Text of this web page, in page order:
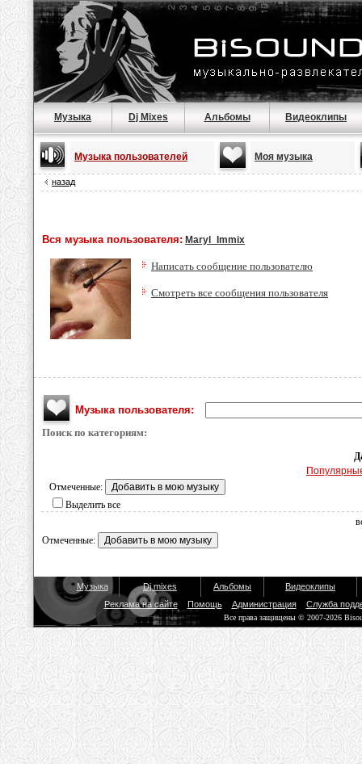
Музыка Dj Mixes Альбомы Видеоклипы
Музыка пользователей Моя музыка
назад
Вся музыка пользователя: Maryl_Immix
Написать сообщение пользователю
Смотреть все сообщения пользователя
Музыка пользователя:
Поиск по категориям:
Отмеченные:
Выделить все
Отмеченные:
Музыка Dj mixes Альбомы
Видеоклипы
Реклама на сайте
Помощь Администрация Служба
Все права защищены © 2007-2026